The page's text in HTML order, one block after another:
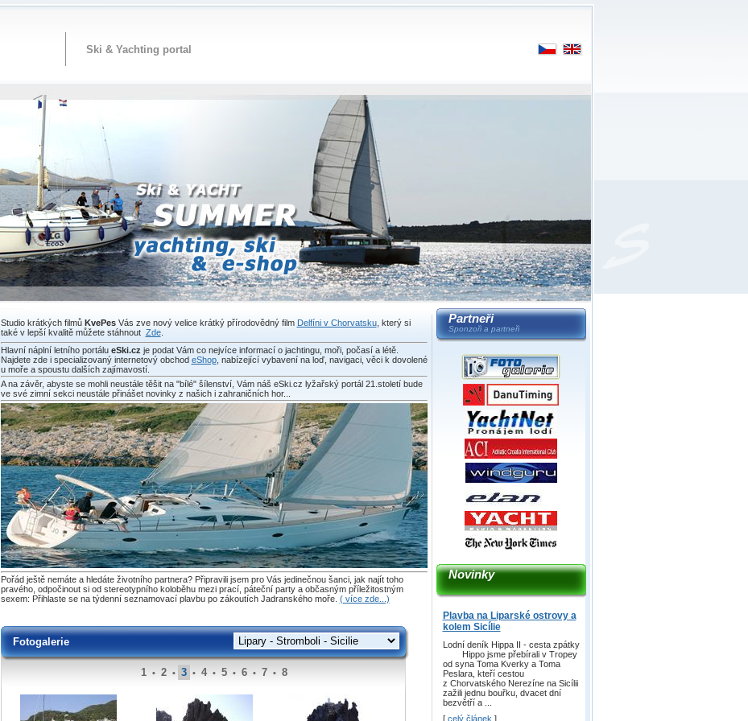
Ski & Yachting portal
Studio krátkých filmů KvePesVás zve nový velice krátký přírodovědný film Delfíni v Chorvatsku, který si
také v lepší kvalitě můžete stáhnout Zde.
Hlavní náplní letního portálu eSki.cz je podat Vám co nejvíce informací o jachtingu, moři, počasí a létě.
Najdete zde i specializovaný internetový obchod eShop, nabízející vybavení na loď, navigaci, věci k dovolené
u moře a spoustu dalších zajímavostí.
A na závěr, abyste se mohli neustále těšit na "bílé" šílenství, Vám náš eSki.cz lyžařský portál 21.století bude
ve své zimní sekci neustále přinášet novinky z našich i zahraničních hor...
Pořád ještě nemáte a hledáte životního partnera? Připravili jsem pro Vás jedinečnou šanci, jak najít toho
pravého, odpočinout si od stereotypního koloběhu mezi prací, páteční party a občasným příležitostným
sexem: Přihlaste se na týdenní seznamovací plavbu po zákoutích Jadranského moře. ( více zde...)
Fotogalerie
1 • 2 • 3 • 4 • 5 • 6 • 7 • 8
Partneři
Sponzoři a partneři
Novinky
Plavba na Liparské ostrovy a
kolem Sicílie
Lodní deník Hippa II - cesta zpátky
Hippo jsme přebírali v Tropey
od syna Toma Kverky a Toma
Peslara, kteří cestou
z Chorvatského Nerezíne na Sicílii
zažili jednu bouřku, dvacet dní
bezvětří a ...
[ celý článek ]